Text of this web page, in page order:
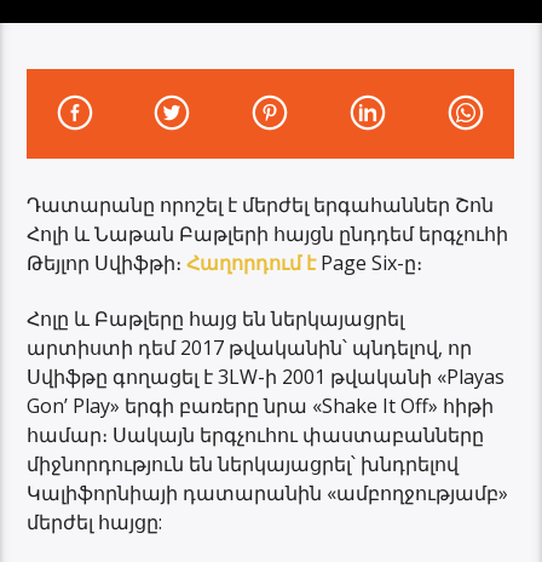
Դատարանը որոշել է մերժել երգահաններ Շոն
Հոլի և Նաթան Բաթլերի հայցն ընդդեմ երգչուհի
Թեյլոր Սվիֆթի։Հաղորդում էPage Six-ը։
Հոլը և Բաթլերը հայց են ներկայացրել
արտիստի դեմ 2017 թվականին՝ պնդելով, որ
Սվիֆթը գողացել է 3LW-ի 2001 թվականի «Playas
Gon’ Play» երգի բառերը նրա «Shake It Off» հիթի
համար։ Սակայն երգչուհու փաստաբանները
միջնորդություն են ներկայացրել՝ խնդրելով
Կալիֆորնիայի դատարանին «ամբողջությամբ»
մերժել հայցը: